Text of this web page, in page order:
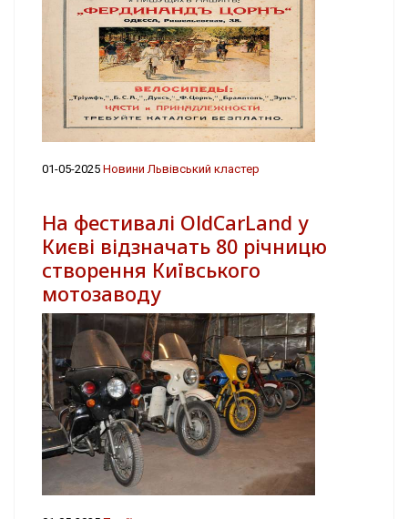
01-05-2025 Новини Львівський кластер
На фестивалі OldCarLand у
Києві відзначать 80 річницю
створення Київського
мотозаводу